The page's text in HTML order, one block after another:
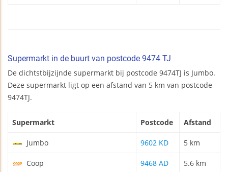
Supermarkt in de buurt van postcode 9474 TJ
De dichtstbijzijnde supermarkt bij postcode 9474TJ is Jumbo.
Deze supermarkt ligt op een afstand van 5 km van postcode
9474TJ.
Supermarkt Postcode Afstand
Jumbo 9602 KD 5 km
Coop 9468 AD 5.6 km